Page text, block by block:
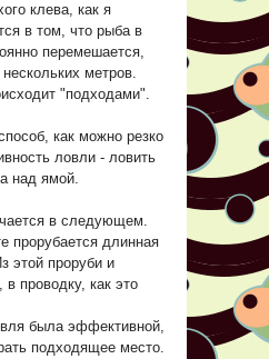
клева, как я
в том, что рыба в
перемешается,
метров.
"подходами".
как можно резко
ловли - ловить
над ямой.
в следующем.
прорубается длинная
этой проруби и
проводку, как это
была эффективной,
подходящее место.